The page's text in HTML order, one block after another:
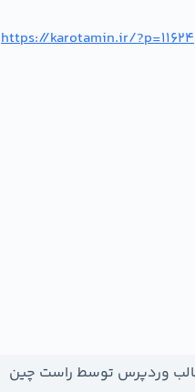
https://karotamin.ir/?p=11624
راست چین